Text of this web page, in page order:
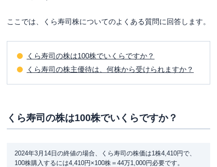
ここでは、くら寿司株についてのよくある質問に回答します。
くら寿司の株は100株でいくらですか？
くら寿司の株主優待は、何株から受けられますか？
くら寿司の株は100株でいくらですか？
2024年3月14日の終値の場合、くら寿司の株価は1株4,410円で、
100株購入するには4,410円×100株＝44万1,000円必要です。